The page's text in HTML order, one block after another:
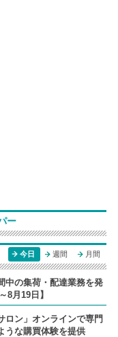
ー
今日 週間 月間
の集荷・配達業務を発
8月19日】
ロン」オンラインで専門
うな購買体験を提供